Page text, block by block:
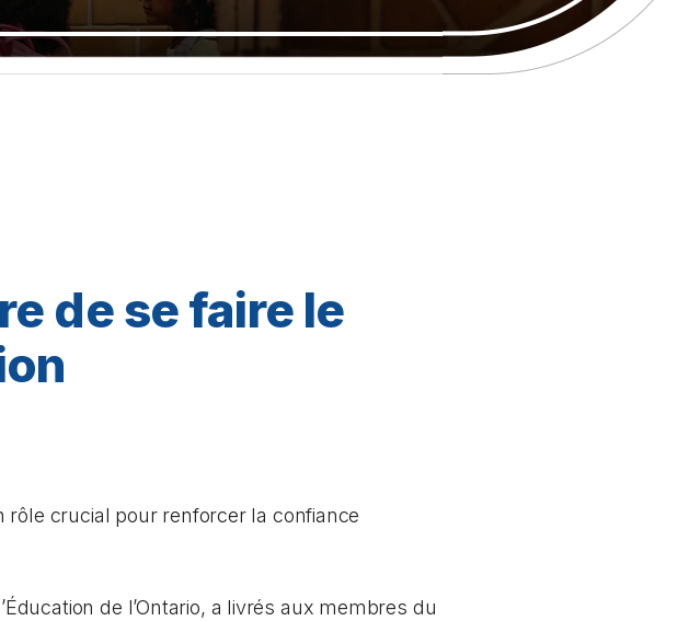
de se faire le
rôle crucial pour renforcer la confiance
de l’Ontario, a livrés aux membres du